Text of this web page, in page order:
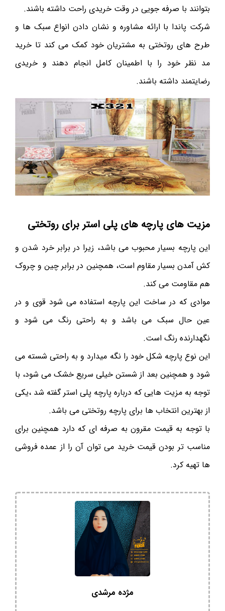
بتوانند با صرفه جویی در وقت خریدی راحت داشته باشند.
شرکت پاندا با ارائه مشاوره و نشان دادن انواع سبک ها و
طرح های روتختی به مشتریان خود کمک می کند تا خرید
مد نظر خود را با اطمینان کامل انجام دهند و خریدی
رضایتمند داشته باشند.
مزیت های پارچه های پلی استر برای روتختی
این پارچه بسیار محبوب می باشد، زیرا در برابر خرد شدن و
کش آمدن بسیار مقاوم است، همچنین در برابر چین و چروک
هم مقاومت می کند.
موادی که در ساخت این پارچه استفاده می شود قوی و در
عین حال سبک می باشد و به راحتی رنگ می شود و
نگهدارنده رنگ است.
این نوع پارچه شکل خود را نگه میدارد و به راحتی شسته می
شود و همچنین بعد از شستن خیلی سریع خشک می شود، با
توجه به مزیت هایی که درباره پارچه پلی استر گفته شد ،یکی
از بهترین انتخاب ها برای پارچه روتختی می باشد.
با توجه به قیمت مقرون به صرفه ای که دارد همچنین برای
مناسب تر بودن قیمت خرید می توان آن را از عمده فروشی
ها تهیه کرد.
مژده مرشدی